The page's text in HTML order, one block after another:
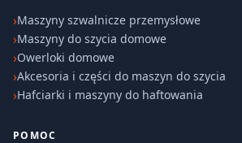
Maszyny szwalnicze przemysłowe
Maszyny do szycia domowe
Owerloki domowe
Akcesoria i części do maszyn do szycia
Hafciarki i maszyny do haftowania
POMOC